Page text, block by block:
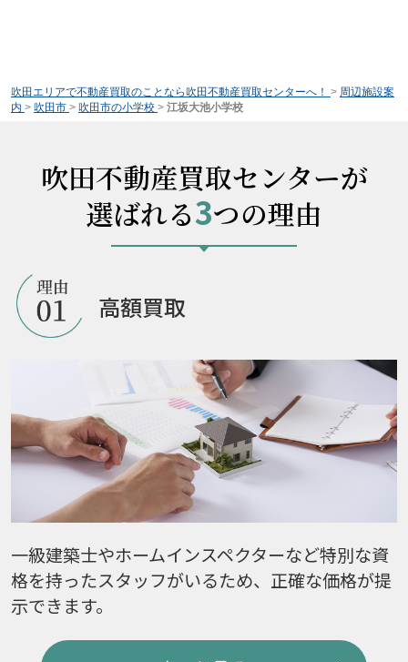
吹田エリアで不動産買取のことなら吹田不動産買取センターへ！ > 周辺施設案
内 > 吹田市 > 吹田市の小学校 > 江坂大池小学校
吹田不動産買取センターが
選ばれる3つの理由
高額買取
一級建築士やホームインスペクターなど特別な資
格を持ったスタッフがいるため、正確な価格が提
示できます。